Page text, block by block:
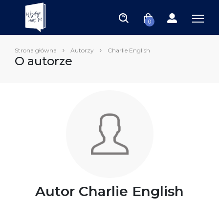
0
Strona główna Autorzy Charlie English
O autorze
Autor Charlie English